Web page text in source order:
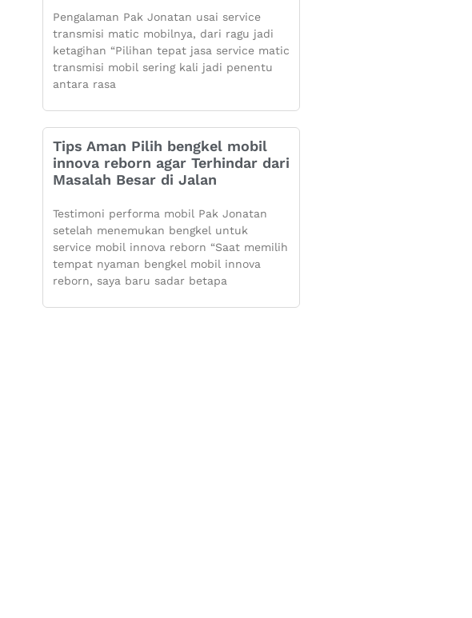
Pengalaman Pak Jonatan usai service
transmisi matic mobilnya, dari ragu jadi
ketagihan “Pilihan tepat jasa service matic
transmisi mobil sering kali jadi penentu
antara rasa
Tips Aman Pilih bengkel mobil
innova reborn agar Terhindar dari
Masalah Besar di Jalan
Testimoni performa mobil Pak Jonatan
setelah menemukan bengkel untuk
service mobil innova reborn “Saat memilih
tempat nyaman bengkel mobil innova
reborn, saya baru sadar betapa